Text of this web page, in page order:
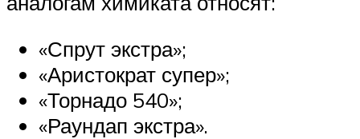
«Спрут экстра»;
«Аристократ супер»;
«Торнадо 540»;
«Раундап экстра».